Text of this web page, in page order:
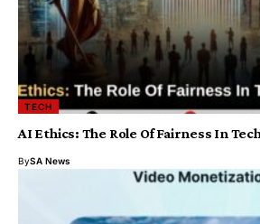
TECH
AI Ethics: The Role Of Fairness In
BySA News